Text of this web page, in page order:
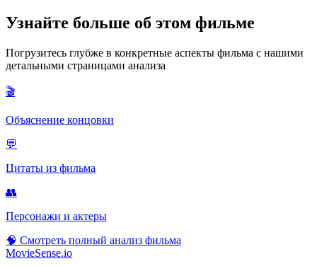
Узнайте больше об этом фильме
Погрузитесь глубже в конкретные аспекты фильма с нашими
детальными страницами анализа
🎬
Объяснение концовки
💬
Цитаты из фильма
👥
Персонажи и актеры
🧠 Смотреть полный анализ фильма
MovieSense.io